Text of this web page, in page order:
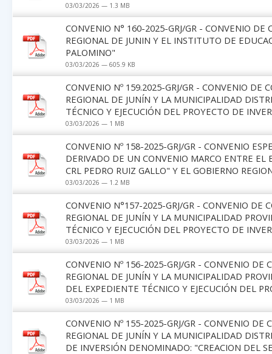
03/03/2026 — 1.3 MB
CONVENIO N° 160-2025-GRJ/GR - CONVENIO
REGIONAL DE JUNIN Y EL INSTITUTO DE
PALOMINO"
03/03/2026 — 605.9 KB
CONVENIO Nº 159.2025-GRJ/GR - CONVENIO DE
REGIONAL DE JUNÍN Y LA MUNICIPALIDAD
TÉCNICO Y EJECUCIÓN DEL PROYECTO DE
03/03/2026 — 1 MB
CONVENIO Nº 158-2025-GRJ/GR - CONVENIO
DERIVADO DE UN CONVENIO MARCO ENTRE
CRL PEDRO RUIZ GALLO" Y EL GOBIERNO
03/03/2026 — 1.2 MB
CONVENIO N°157-2025-GRJ/GR - CONVENIO DE
REGIONAL DE JUNÍN Y LA MUNICIPALIDAD
TÉCNICO Y EJECUCIÓN DEL PROYECTO DE
03/03/2026 — 1 MB
CONVENIO Nº 156-2025-GRJ/GR - CONVENIO DE
REGIONAL DE JUNÍN Y LA MUNICIPALIDAD
DEL EXPEDIENTE TÉCNICO Y EJECUCIÓN DEL
03/03/2026 — 1 MB
CONVENIO Nº 155-2025-GRJ/GR - CONVENIO DE
REGIONAL DE JUNÍN Y LA MUNICIPALIDAD
DE INVERSIÓN DENOMINADO: "CREACION DEL